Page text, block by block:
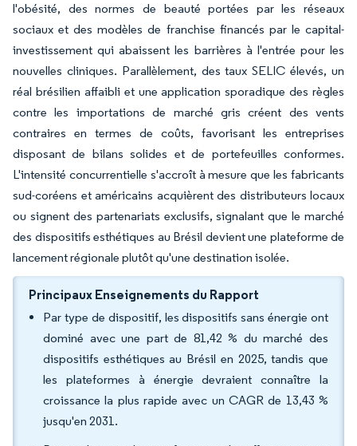
l'obésité, des normes de beauté portées par les réseaux
sociaux et des modèles de franchise financés par le capital-
investissement qui abaissent les barrières à l'entrée pour les
nouvelles cliniques. Parallèlement, des taux SELIC élevés, un
réal brésilien affaibli et une application sporadique des règles
contre les importations de marché gris créent des vents
contraires en termes de coûts, favorisant les entreprises
disposant de bilans solides et de portefeuilles conformes.
L'intensité concurrentielle s'accroît à mesure que les fabricants
sud-coréens et américains acquièrent des distributeurs locaux
ou signent des partenariats exclusifs, signalant que le marché
des dispositifs esthétiques au Brésil devient une plateforme de
lancement régionale plutôt qu'une destination isolée.
Principaux Enseignements du Rapport
Par type de dispositif, les dispositifs sans énergie ont
dominé avec une part de 81,42 % du marché des
dispositifs esthétiques au Brésil en 2025, tandis que
les plateformes à énergie devraient connaître la
croissance la plus rapide avec un CAGR de 13,43 %
jusqu'en 2031.